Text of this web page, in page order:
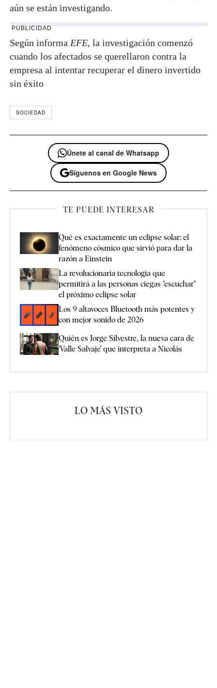
aún se están investigando.
PUBLICIDAD
Según informa EFE, la investigación comenzó
cuando los afectados se querellaron contra la
empresa al intentar recuperar el dinero invertido
sin éxito
SOCIEDAD
Únete al canal de Whatsapp
Síguenos en Google News
TE PUEDE INTERESAR
Qué es exactamente un eclipse solar: el
fenómeno cósmico que sirvió para dar la
razón a Einstein
La revolucionaria tecnología que
permitirá a las personas ciegas "escuchar"
el próximo eclipse solar
Los 9 altavoces Bluetooth más potentes y
con mejor sonido de 2026
Quién es Jorge Silvestre, la nueva cara de
'Valle Salvaje' que interpreta a Nicolás
LO MÁS VISTO